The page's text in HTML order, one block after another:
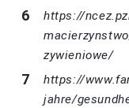
https://
zywieniowe/
https://
jahre/